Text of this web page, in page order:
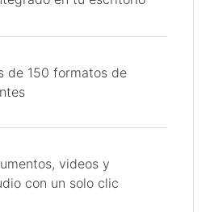
de 150 formatos de
videos y
con un solo clic